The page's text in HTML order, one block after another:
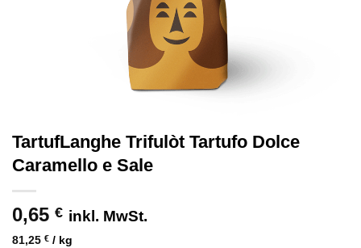
TartufLanghe Trifulòt Tartufo Dolce
Caramello e Sale
0,65 € inkl. MwSt.
81,25 € / kg